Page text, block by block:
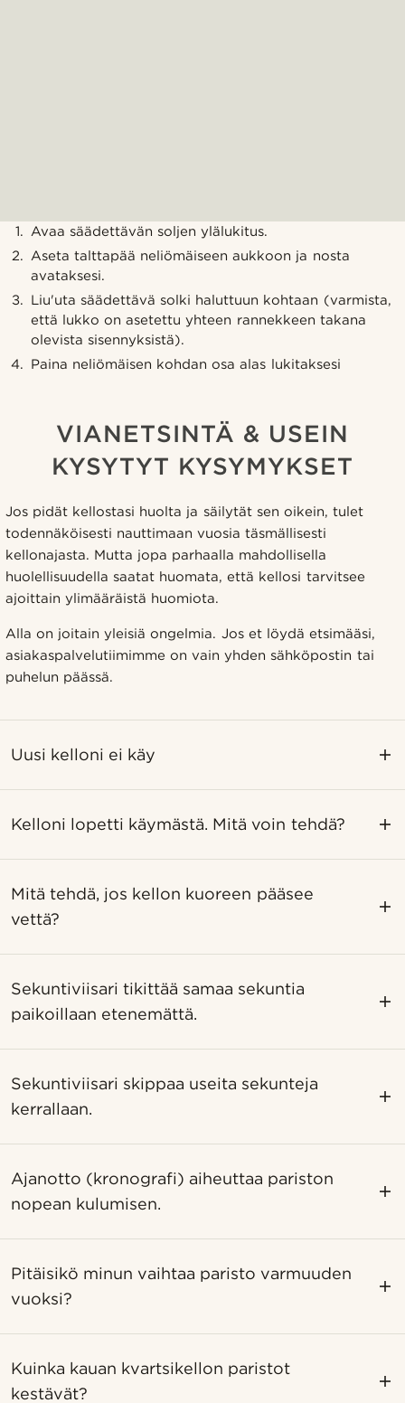
Avaa säädettävän soljen ylälukitus.
Aseta talttapää neliömäiseen aukkoon ja nosta
avataksesi.
Liu'uta säädettävä solki haluttuun kohtaan (varmista,
että lukko on asetettu yhteen rannekkeen takana
olevista sisennyksistä).
Paina neliömäisen kohdan osa alas lukitaksesi
VIANETSINTÄ & USEIN
KYSYTYT KYSYMYKSET
Jos pidät kellostasi huolta ja säilytät sen oikein, tulet
todennäköisesti nauttimaan vuosia täsmällisesti
kellonajasta. Mutta jopa parhaalla mahdollisella
huolellisuudella saatat huomata, että kellosi tarvitsee
ajoittain ylimääräistä huomiota.
Alla on joitain yleisiä ongelmia. Jos et löydä etsimääsi,
asiakaspalvelutiimimme on vain yhden sähköpostin tai
puhelun päässä.
Uusi kelloni ei käy
Kelloni lopetti käymästä. Mitä voin tehdä?
Mitä tehdä, jos kellon kuoreen pääsee
vettä?
Sekuntiviisari tikittää samaa sekuntia
paikoillaan etenemättä.
Sekuntiviisari skippaa useita sekunteja
kerrallaan.
Ajanotto (kronografi) aiheuttaa pariston
nopean kulumisen.
Pitäisikö minun vaihtaa paristo varmuuden
vuoksi?
Kuinka kauan kvartsikellon paristot
kestävät?